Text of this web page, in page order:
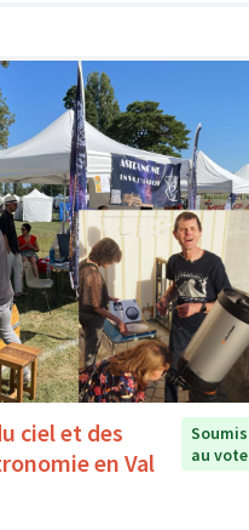
ciel et des
en Val
Soumis
au vote